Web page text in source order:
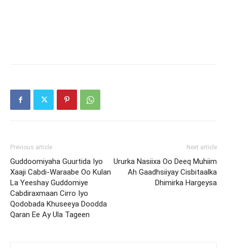
Previous article
Guddoomiyaha Guurtida Iyo
Xaaji Cabdi-Waraabe Oo Kulan
La Yeeshay Guddomiye
Cabdiraxmaan Cirro Iyo
Qodobada Khuseeya Doodda
Qaran Ee Ay Ula Tageen
Next article
Ururka Nasiixa Oo Deeq Muhiim
Ah Gaadhsiiyay Cisbitaalka
Dhimirka Hargeysa